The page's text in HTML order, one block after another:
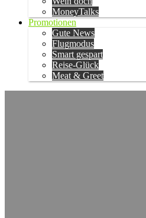
MoneyTalks
Promotionen
Gute News
Flugmodus
Smart gespart
Reise-Glück
Meat & Greet